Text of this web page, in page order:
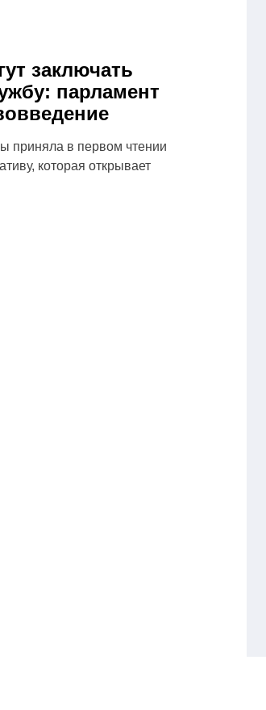
заключать
парламент
приняла в первом чтении
которая открывает